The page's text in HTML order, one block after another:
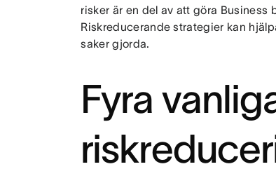
risker är en del av att göra
Riskreducerande strategier kan
saker gjorda.
Fyra